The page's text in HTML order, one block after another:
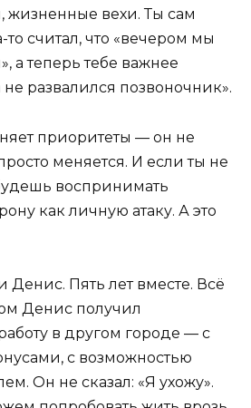
жизненные вехи. Ты сам
считал, что «вечером мы
а теперь тебе важнее
не развалился позвоночник».
приоритеты — он не
меняется. И если ты не
воспринимать
как личную атаку. А это
Пять лет вместе. Всё
Денис получил
в другом городе — с
с возможностью
Он не сказал: «Я ухожу».